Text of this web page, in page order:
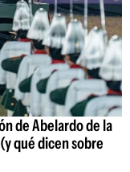
de Abelardo de la
qué dicen sobre